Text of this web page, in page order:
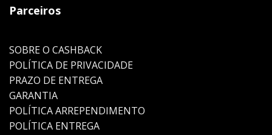
Parceiros
SOBRE O CASHBACK
POLÍTICA DE PRIVACIDADE
PRAZO DE ENTREGA
GARANTIA
POLÍTICA ARREPENDIMENTO
POLÍTICA ENTREGA